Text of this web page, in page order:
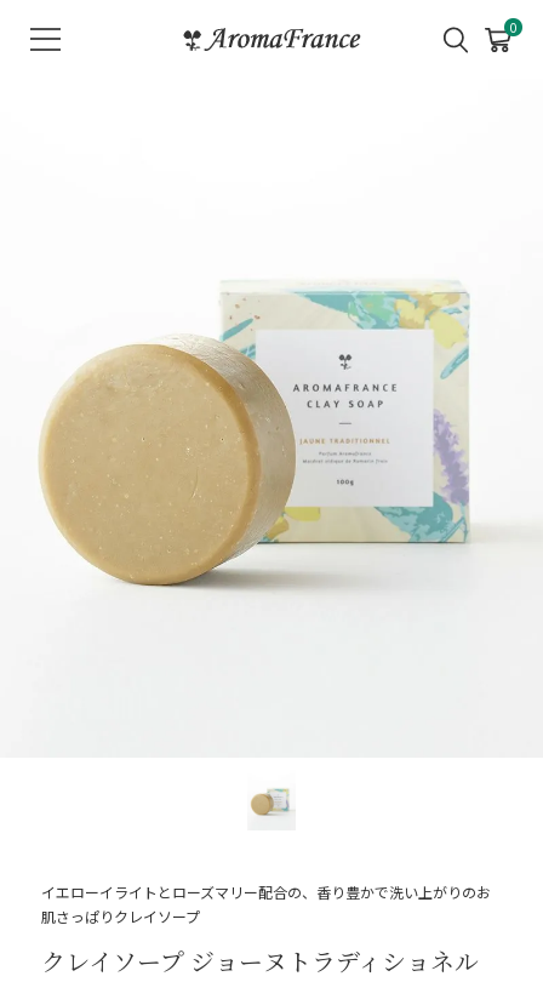
メ
ニ
0
イエローイライトとローズマリー配合の、香り豊かで洗い上がりのお
肌さっぱりクレイソープ
クレイソープ ジョーヌトラディショネル